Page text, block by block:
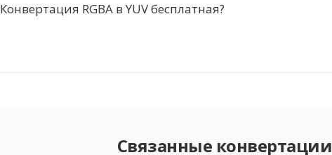
Конвертация RGBA в YUV бесплатная?
Связанные конвертации